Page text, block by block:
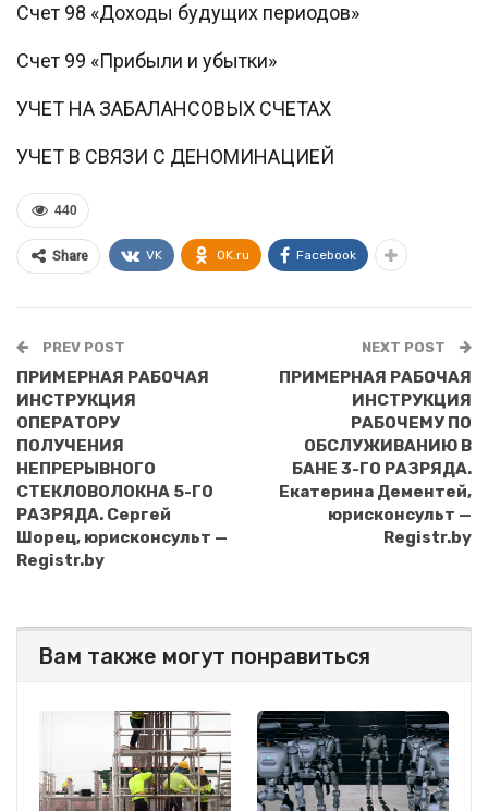
Счет 98 «Доходы будущих периодов»
Счет 99 «Прибыли и убытки»
УЧЕТ НА ЗАБАЛАНСОВЫХ СЧЕТАХ
УЧЕТ В СВЯЗИ С ДЕНОМИНАЦИЕЙ
440
Share VK OK.ru Facebook
PREV POST
ПРИМЕРНАЯ РАБОЧАЯ
ИНСТРУКЦИЯ
ОПЕРАТОРУ
ПОЛУЧЕНИЯ
НЕПРЕРЫВНОГО
СТЕКЛОВОЛОКНА 5-ГО
РАЗРЯДА. Сергей
Шорец, юрисконсульт —
Registr.by
NEXT POST
ПРИМЕРНАЯ РАБОЧАЯ
ИНСТРУКЦИЯ
РАБОЧЕМУ ПО
ОБСЛУЖИВАНИЮ В
БАНЕ 3-ГО РАЗРЯДА.
Екатерина Дементей,
юрисконсульт —
Registr.by
Вам также могут понравиться